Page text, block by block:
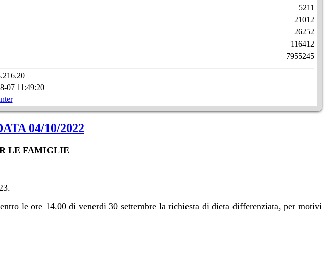
5211
21012
26252
116412
7955245
07 11:49:20
04/10/2022
LE FAMIGLIE
le ore 14.00 di venerdì 30 settembre la richiesta di dieta differenziata, per motivi